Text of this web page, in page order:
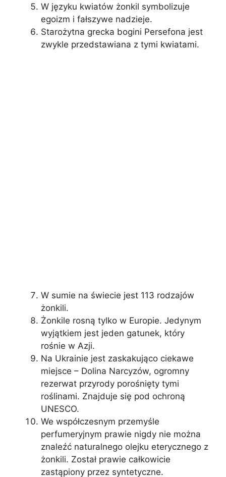
W języku kwiatów żonkil symbolizuje
egoizm i fałszywe nadzieje.
Starożytna grecka bogini Persefona jest
zwykle przedstawiana z tymi kwiatami.
W sumie na świecie jest 113 rodzajów
żonkili.
Żonkile rosną tylko w Europie. Jedynym
wyjątkiem jest jeden gatunek, który
rośnie w Azji.
Na Ukrainie jest zaskakująco ciekawe
miejsce – Dolina Narcyzów, ogromny
rezerwat przyrody porośnięty tymi
roślinami. Znajduje się pod ochroną
UNESCO.
We współczesnym przemyśle
perfumeryjnym prawie nigdy nie można
znaleźć naturalnego olejku eterycznego z
żonkili. Został prawie całkowicie
zastąpiony przez syntetyczne.